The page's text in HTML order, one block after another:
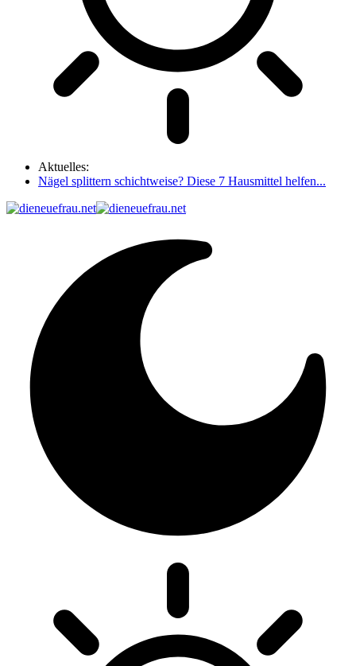
Aktuelles:
Nägel splittern schichtweise? Diese 7 Hausmittel helfen...